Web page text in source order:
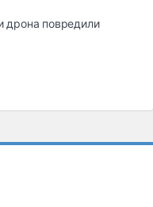
дрона повредили